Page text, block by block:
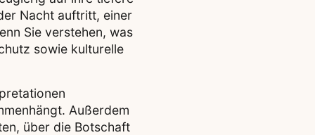
Nacht auftritt, einer
Sie verstehen, was
sowie kulturelle
Außerdem
über die Botschaft